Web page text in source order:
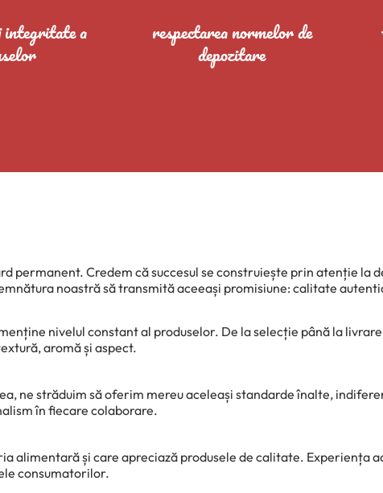
integritate a
respectarea normelor de
depozitare
permanent. Credem că succesul se construiește prin atenție la
noastră să transmită aceeași promisiune: calitate
nivelul constant al produselor. De la selecție până la
aromă și aspect.
ne străduim să oferim mereu aceleași standarde înalte,
în fiecare colaborare.
alimentară și care apreciază produsele de calitate. Experiența
consumatorilor.